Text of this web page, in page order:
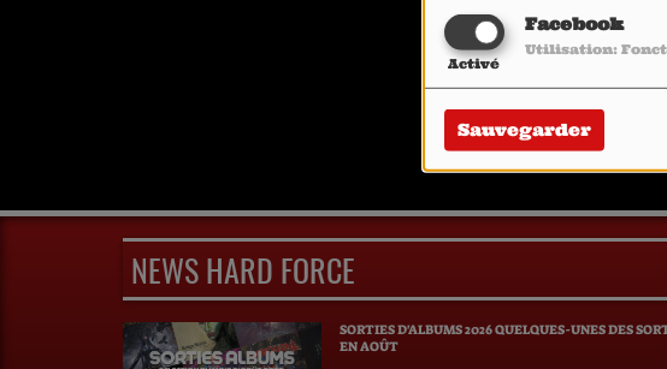
Facebook
Activé
Utilisation:
Sauvegarder
NEWS HARD FORCE
SORTIES D'ALBUMS 2026 QUELQUES-UNES DES
EN AOÛT